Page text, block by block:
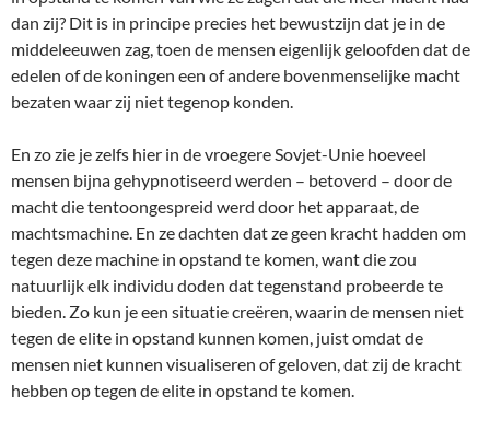
dan zij? Dit is in principe precies het bewustzijn dat je in de
middeleeuwen zag, toen de mensen eigenlijk geloofden dat de
edelen of de koningen een of andere bovenmenselijke macht
bezaten waar zij niet tegenop konden.
En zo zie je zelfs hier in de vroegere Sovjet-Unie hoeveel
mensen bijna gehypnotiseerd werden – betoverd – door de
macht die tentoongespreid werd door het apparaat, de
machtsmachine. En ze dachten dat ze geen kracht hadden om
tegen deze machine in opstand te komen, want die zou
natuurlijk elk individu doden dat tegenstand probeerde te
bieden. Zo kun je een situatie creëren, waarin de mensen niet
tegen de elite in opstand kunnen komen, juist omdat de
mensen niet kunnen visualiseren of geloven, dat zij de kracht
hebben op tegen de elite in opstand te komen.